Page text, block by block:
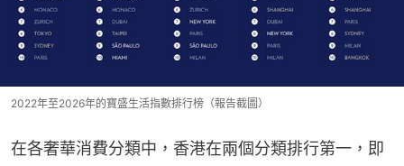
2022年至2026年的寶盛生活指數排行榜（報告截圖）
在各奢華消費分類中，香港在兩個分類排行第一，即